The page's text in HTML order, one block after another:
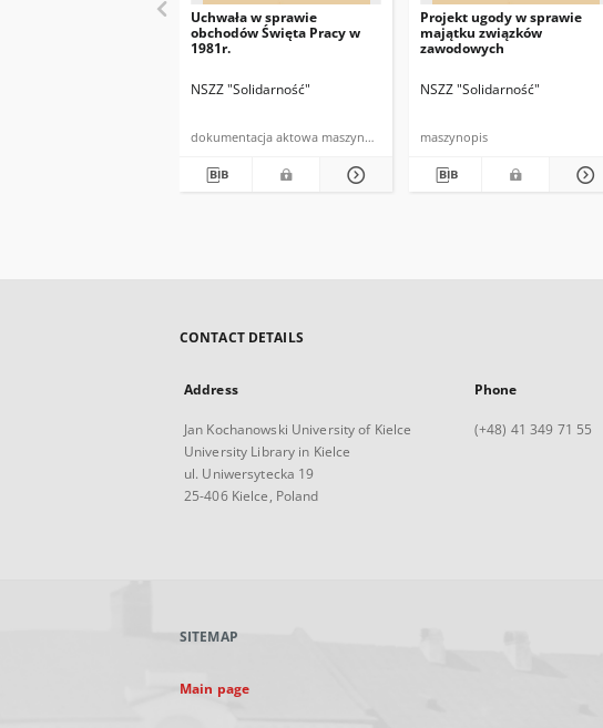
Uchwała w sprawie
obchodów Święta Pracy w
1981r.
NSZZ "Solidarność"
dokumentacja aktowa maszynopis
Projekt ugody w sprawie
majątku związków
zawodowych
NSZZ "Solidarność"
maszynopis
CONTACT DETAILS
Address
Jan Kochanowski University of Kielce
University Library in Kielce
ul. Uniwersytecka 19
25-406 Kielce, Poland
Phone
(+48) 41 349 71 55
SITEMAP
Main page